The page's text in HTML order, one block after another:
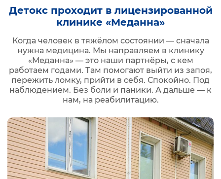
Детокс проходит в лицензированной
клинике «Меданна»
Когда человек в тяжёлом состоянии — сначала
нужна медицина. Мы направляем в клинику
«Меданна» — это наши партнёры, с кем
работаем годами. Там помогают выйти из запоя,
пережить ломку, прийти в себя. Спокойно. Под
наблюдением. Без боли и паники. А дальше — к
нам, на реабилитацию.